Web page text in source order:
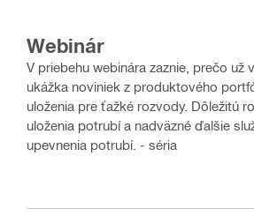
Webinár
V priebehu webinára zaznie, prečo
ukážka noviniek z produktového
uloženia pre ťažké rozvody. Dôležitú
uloženia potrubí a nadväzné ďalšie
upevnenia potrubí. - séria